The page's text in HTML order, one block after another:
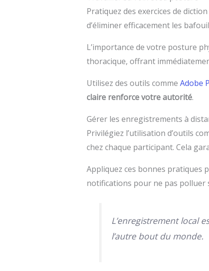
Pratiquez des exercices de
d’éliminer efficacement les
L’importance de votre posture
thoracique, offrant
Utilisez des outils comme Adobe
claire renforce votre autorité.
Gérer les enregistrements à
Privilégiez l’utilisation d’outils
chez chaque participant. Cela
Appliquez ces bonnes pratiques
notifications pour ne pas polluer
L’enregistrement local
l’autre bout du monde.